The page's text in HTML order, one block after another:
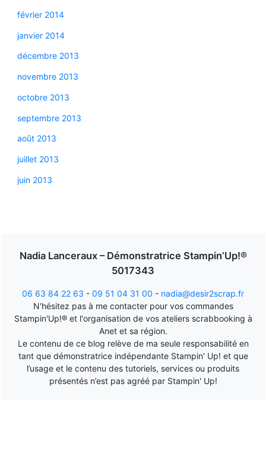
février 2014
janvier 2014
décembre 2013
novembre 2013
octobre 2013
septembre 2013
août 2013
juillet 2013
juin 2013
Nadia Lanceraux – Démonstratrice Stampin’Up!®
5017343
06 63 84 22 63 - 09 51 04 31 00 - nadia@desir2scrap.fr
N'hésitez pas à me contacter pour vos commandes
Stampin'Up!® et l'organisation de vos ateliers scrabbooking à
Anet et sa région.
Le contenu de ce blog relève de ma seule responsabilité en
tant que démonstratrice indépendante Stampin' Up! et que
l’usage et le contenu des tutoriels, services ou produits
présentés n’est pas agréé par Stampin' Up!